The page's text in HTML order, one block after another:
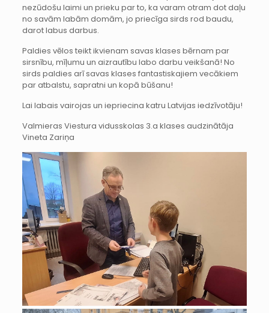
nezūdošu laimi un prieku par to, ka varam otram dot daļu
no savām labām domām, jo priecīga sirds rod baudu,
darot labus darbus.
Paldies vēlos teikt ikvienam savas klases bērnam par
sirsnību, mīļumu un aizrautību labo darbu veikšanā! No
sirds paldies arī savas klases fantastiskajiem vecākiem
par atbalstu, sapratni un kopā būšanu!
Lai labais vairojas un iepriecina katru Latvijas iedzīvotāju!
Valmieras Viestura vidusskolas 3.a klases audzinātāja
Vineta Zariņa